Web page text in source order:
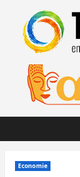
contenu
Economie